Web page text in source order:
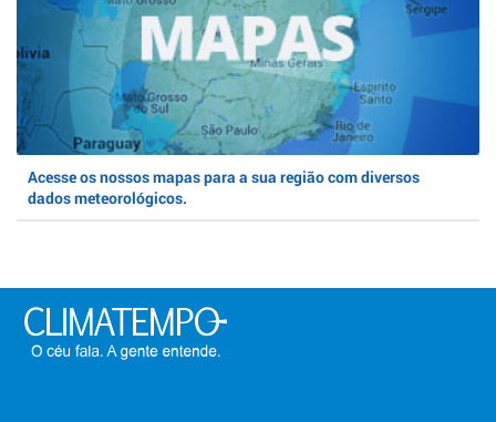
Acesse os nossos mapas para a sua região com diversos
dados meteorológicos.